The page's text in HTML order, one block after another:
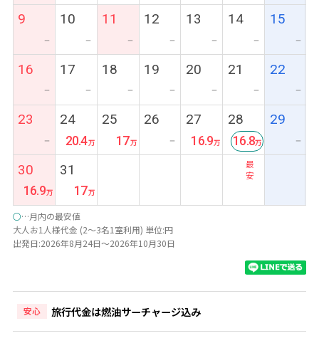
9
ー
10
ー
11
ー
12
ー
13
ー
14
ー
15
ー
16
ー
17
ー
18
ー
19
ー
20
ー
21
ー
22
ー
23
ー
24
20.4
25
17
26
ー
27
16.9
28
最
安
16.8
29
ー
30
16.9
31
17
○…月内の最安値
大人お1人様代金 (2～3名1室利用) 単位:円
出発日:2026年8月24日～2026年10月30日
安心 旅行代金は燃油サーチャージ込み